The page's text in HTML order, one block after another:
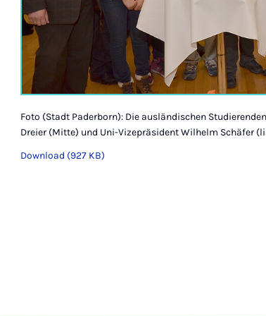
Foto (Stadt Paderborn): Die ausländischen
Dreier (Mitte) und Uni-Vizepräsident Wilhelm Schäfer
Download (927 KB)